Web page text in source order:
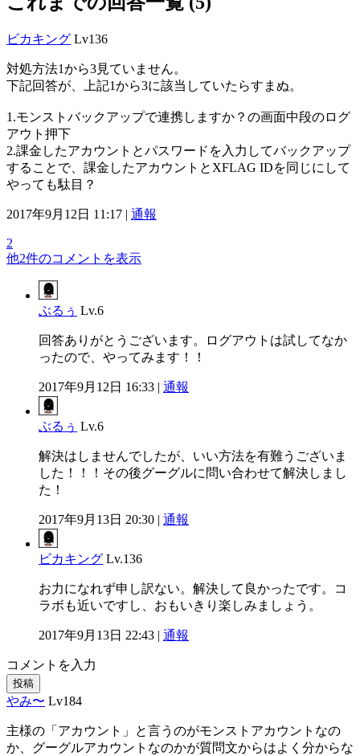
ビカキング Lv136
対処方法1から3見ていません。
下記回答が、上記1から3に該当していたらすまぬ。
1.モンストバックアップで連携しますか？の画面中段のログ
アウト押下
2.課金したアカウントとパスワードを入力してバックアップ
することで、課金したアカウントとXFLAG IDを同じにして
やっても駄目？
2017年9月12日 11:17 | 通報
2
他2件のコメントを表示
ぶるぅ Lv.6
回答ありがとうございます。ログアウトは試してなか
ったので、やってみます！！
2017年9月12日 16:33 | 通報
ぶるぅ Lv.6
解決はしませんでしたが、いい方法を有難うございま
した！！！その後グーグルに問い合わせて解決しまし
た！
2017年9月13日 20:30 | 通報
ビカキング Lv.136
お力になれず申し訳ない。解決して良かったです。コ
ラボも近いですし、おもいきり楽しみましょう。
2017年9月13日 22:43 | 通報
コメントを入力
投稿
やみ〜 Lv184
主様の「アカウント」と言うのがモンストアカウントなの
か、グーグルアカウントなのかが質問文からはよく分からな